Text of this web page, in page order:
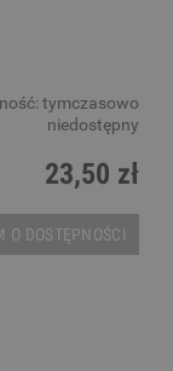
tymczasowo
niedostępny
23,50 zł
O DOSTĘPNOŚCI